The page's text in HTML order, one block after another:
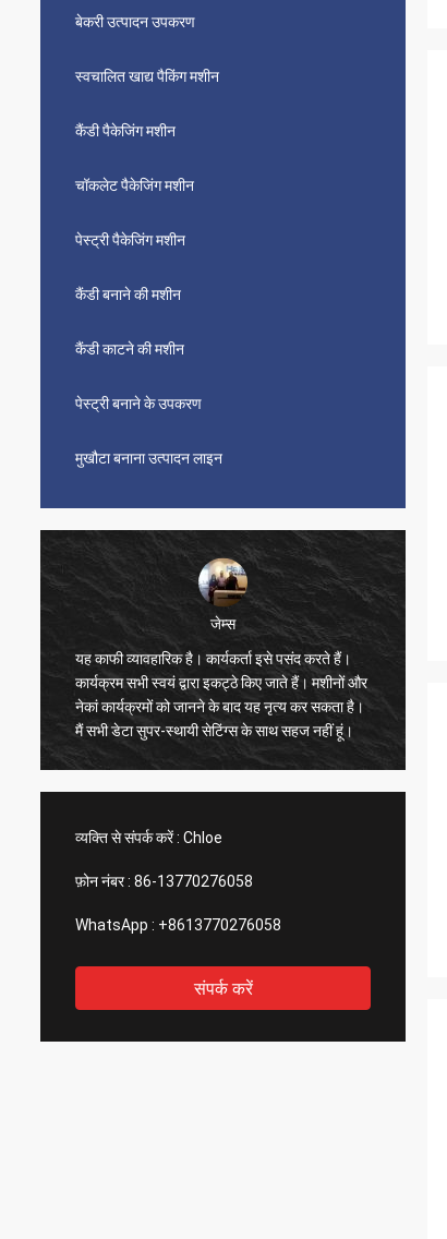
बेकरी उत्पादन उपकरण
स्वचालित खाद्य पैकिंग मशीन
कैंडी पैकेजिंग मशीन
चॉकलेट पैकेजिंग मशीन
पेस्ट्री पैकेजिंग मशीन
कैंडी बनाने की मशीन
कैंडी काटने की मशीन
पेस्ट्री बनाने के उपकरण
मुखौटा बनाना उत्पादन लाइन
जेम्स
यह काफी व्यावहारिक है। कार्यकर्ता इसे पसंद करते हैं।
कार्यक्रम सभी स्वयं द्वारा इकट्ठे किए जाते हैं। मशीनों और
नेकां कार्यक्रमों को जानने के बाद यह नृत्य कर सकता है।
मैं सभी डेटा सुपर-स्थायी सेटिंग्स के साथ सहज नहीं हूं।
व्यक्ति से संपर्क करें : Chloe
फ़ोन नंबर : 86-13770276058
WhatsApp : +8613770276058
संपर्क करें